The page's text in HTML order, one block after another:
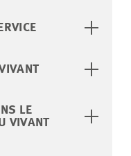
LE
VIVANT